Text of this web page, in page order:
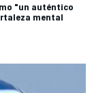
"un auténtico
mental